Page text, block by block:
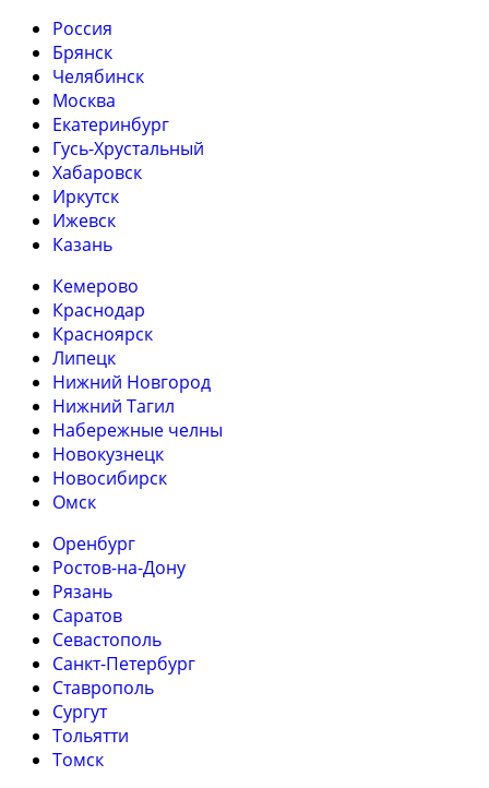
Россия
Брянск
Челябинск
Москва
Екатеринбург
Гусь-Хрустальный
Хабаровск
Иркутск
Ижевск
Казань
Кемерово
Краснодар
Красноярск
Липецк
Нижний Новгород
Нижний Тагил
Набережные челны
Новокузнецк
Новосибирск
Омск
Оренбург
Ростов-на-Дону
Рязань
Саратов
Севастополь
Санкт-Петербург
Ставрополь
Сургут
Тольятти
Томск